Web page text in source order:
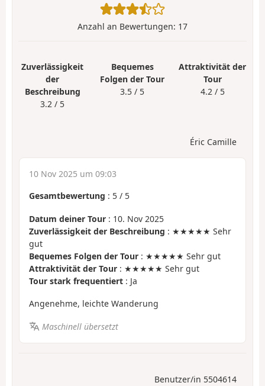
Anzahl an Bewertungen: 17
Zuverlässigkeit
der
Beschreibung
3.2 / 5
Bequemes
Folgen der Tour
3.5 / 5
Attraktivität der
Tour
4.2 / 5
Éric Camille
10 Nov 2025 um 09:03
Gesamtbewertung : 5 / 5
Datum deiner Tour : 10. Nov 2025
Zuverlässigkeit der Beschreibung : ★★★★★ Sehr
gut
Bequemes Folgen der Tour : ★★★★★ Sehr gut
Attraktivität der Tour : ★★★★★ Sehr gut
Tour stark frequentiert : Ja
Angenehme, leichte Wanderung
Maschinell übersetzt
Benutzer/in 5504614